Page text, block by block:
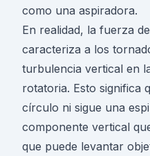
como una aspiradora.
En realidad, la fuerza
caracteriza a los
turbulencia vertical en
rotatoria. Esto significa
círculo ni sigue una
componente vertical
que puede levantar